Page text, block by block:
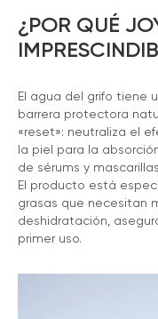
¿POR QUÉ
El agua del grifo tiene
barrera protectora
«reset»: neutraliza el
la piel para la
de sérums y
El producto está
grasas que necesitan
deshidratación,
primer uso.